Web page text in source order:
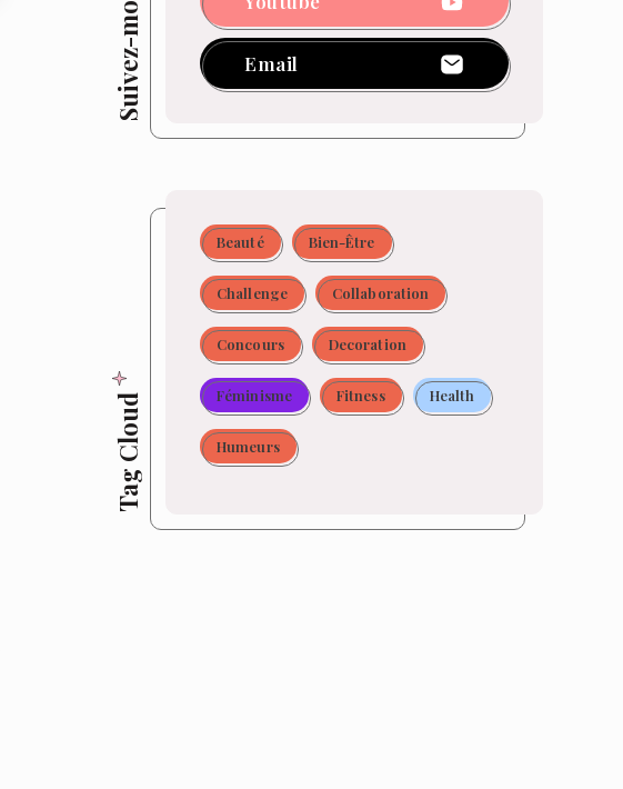
Suivez-moi ! Email
Tag Cloud
Beauté Bien-Être
Challenge Collaboration
Concours Decoration
Féminisme Fitness Health
Humeurs